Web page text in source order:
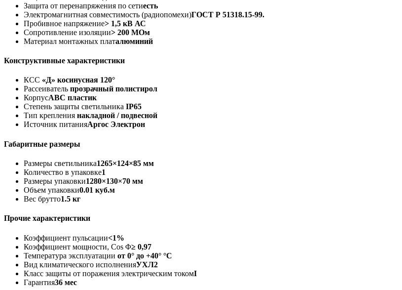
Защита от перенапряжения по сетиесть
Электромагнитная совместимость (радиопомехи)ГОСТ Р 51318.15-99.
Пробивное напряжение> 1,5 кВ АС
Сопротивление изоляции> 200 МОм
Материал монтажных платалюминий
Конструктивные характеристики
КСС «Д» косинусная 120°
Рассеиватель прозрачный полистирол
КорпусАВС пластик
Степень защиты светильника IP65
Тип крепления накладной / подвесной
Источник питанияАргос Электрон
Габаритные размеры
Размеры светильника1265×124×85 мм
Количество в упаковке1
Размеры упаковки1280×130×70 мм
Объем упаковки0.01 куб.м
Вес брутто1.5 кг
Прочие характеристики
Коэффициент пульсации<1%
Коэффициент мощности, Cos Φ≥ 0,97
Температура эксплуатации от 0° до +40° °C
Вид климатического исполненияУХЛ2
Класс защиты от поражения электрическим токомI
Гарантия36 мес